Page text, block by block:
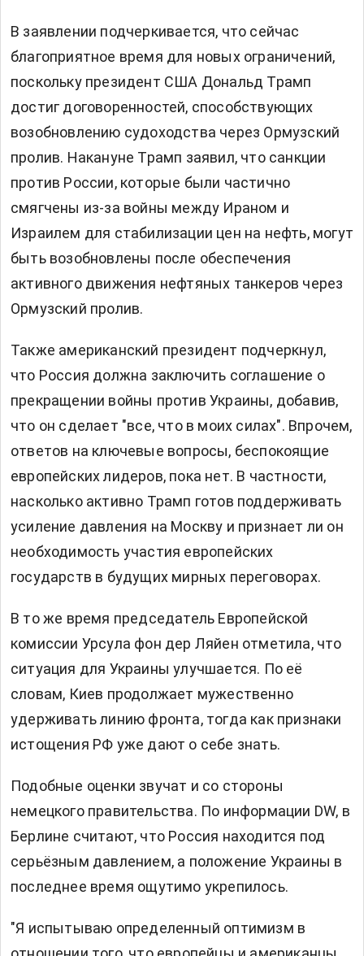
В заявлении подчеркивается, что сейчас
благоприятное время для новых ограничений,
поскольку президент США Дональд Трамп
достиг договоренностей, способствующих
возобновлению судоходства через Ормузский
пролив. Накануне Трамп заявил, что санкции
против России, которые были частично
смягчены из-за войны между Ираном и
Израилем для стабилизации цен на нефть, могут
быть возобновлены после обеспечения
активного движения нефтяных танкеров через
Ормузский пролив.
Также американский президент подчеркнул,
что Россия должна заключить соглашение о
прекращении войны против Украины, добавив,
что он сделает "все, что в моих силах". Впрочем,
ответов на ключевые вопросы, беспокоящие
европейских лидеров, пока нет. В частности,
насколько активно Трамп готов поддерживать
усиление давления на Москву и признает ли он
необходимость участия европейских
государств в будущих мирных переговорах.
В то же время председатель Европейской
комиссии Урсула фон дер Ляйен отметила, что
ситуация для Украины улучшается. По её
словам, Киев продолжает мужественно
удерживать линию фронта, тогда как признаки
истощения РФ уже дают о себе знать.
Подобные оценки звучат и со стороны
немецкого правительства. По информации DW, в
Берлине считают, что Россия находится под
серьёзным давлением, а положение Украины в
последнее время ощутимо укрепилось.
"Я испытываю определенный оптимизм в